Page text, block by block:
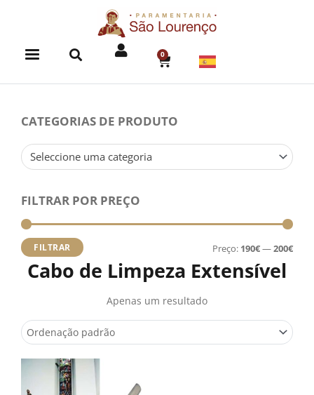
0
CART
CATEGORIAS DE PRODUTO
Seleccione uma categoria
FILTRAR POR PREÇO
FILTRAR Preço: 190€—200€
Cabo de Limpeza Extensível
Apenas um resultado